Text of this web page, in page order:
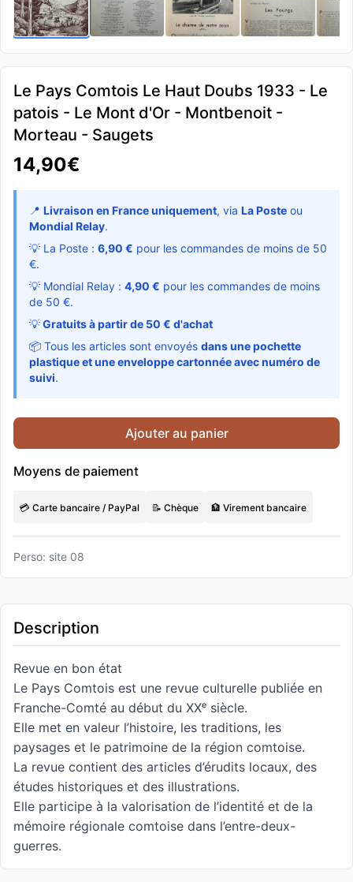
Le Pays Comtois Le Haut Doubs 1933 - Le
patois - Le Mont d'Or - Montbenoit -
Morteau - Saugets
14,90€
📍 Livraison en France uniquement, via La Poste ou
Mondial Relay.
💡 La Poste : 6,90 € pour les commandes de moins de 50
€.
💡 Mondial Relay : 4,90 € pour les commandes de moins
de 50 €.
💡Gratuits à partir de 50 € d'achat
📦 Tous les articles sont envoyés dans une pochette
plastique et une enveloppe cartonnée avec numéro de
suivi.
Ajouter au panier
Moyens de paiement
💳 Carte bancaire / PayPal 📝 Chèque 🏦 Virement bancaire
Perso: site 08
Description
Revue en bon état
Le Pays Comtois est une revue culturelle publiée en
Franche-Comté au début du XXᵉ siècle.
Elle met en valeur l’histoire, les traditions, les
paysages et le patrimoine de la région comtoise.
La revue contient des articles d’érudits locaux, des
études historiques et des illustrations.
Elle participe à la valorisation de l’identité et de la
mémoire régionale comtoise dans l’entre-deux-
guerres.